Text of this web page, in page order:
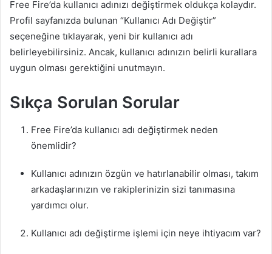
Free Fire’da kullanıcı adınızı değiştirmek oldukça kolaydır.
Profil sayfanızda bulunan “Kullanıcı Adı Değiştir”
seçeneğine tıklayarak, yeni bir kullanıcı adı
belirleyebilirsiniz. Ancak, kullanıcı adınızın belirli kurallara
uygun olması gerektiğini unutmayın.
Sıkça Sorulan Sorular
Free Fire’da kullanıcı adı değiştirmek neden
önemlidir?
Kullanıcı adınızın özgün ve hatırlanabilir olması, takım
arkadaşlarınızın ve rakiplerinizin sizi tanımasına
yardımcı olur.
Kullanıcı adı değiştirme işlemi için neye ihtiyacım var?